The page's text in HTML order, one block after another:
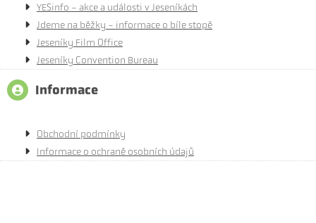
YESinfo - akce a události v Jeseníkách
Jdeme na běžky - informace o bíle stopě
Jeseníky Film Office
Jeseníky Convention Bureau
Informace
Obchodní podmínky
Informace o ochraně osobních údajů